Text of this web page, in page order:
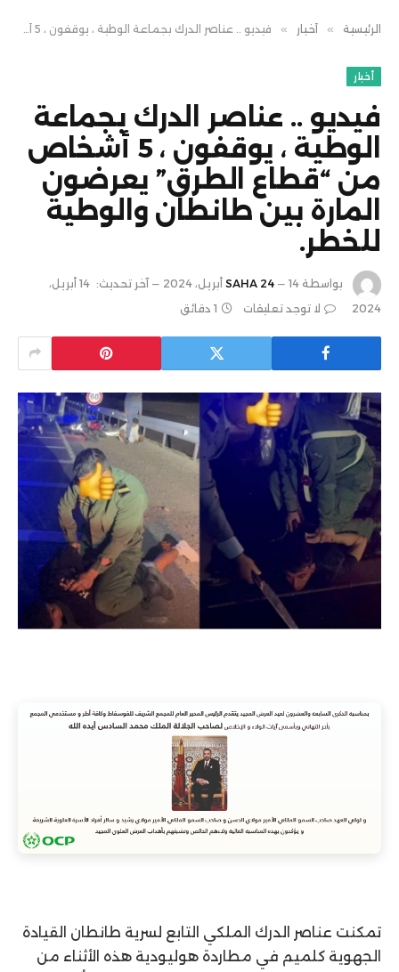
الرئيسية » أخبار » فيديو .. عناصر الدرك بجماعة الوطية ، يوقفون ، 5 أشخاص من “قطاع الطرق” يعرضون المارة بين طانطان والوطية للخطر.
أخبار
فيديو .. عناصر الدرك بجماعة
الوطية ، يوقفون ، 5 أشخاص
من “قطاع الطرق” يعرضون
المارة بين طانطان والوطية
للخطر.
بواسطة SAHA 24 14 أبريل، 2024 آخر تحديث:
14 أبريل،
2024
لا توجد تعليقات 1 دقائق
تمكنت عناصر الدرك الملكي التابع لسرية طانطان القيادة
الجهوية كلميم في مطاردة هوليودية هذه الأثناء من